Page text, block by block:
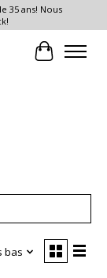
35 ans! Nous
Panier
bas